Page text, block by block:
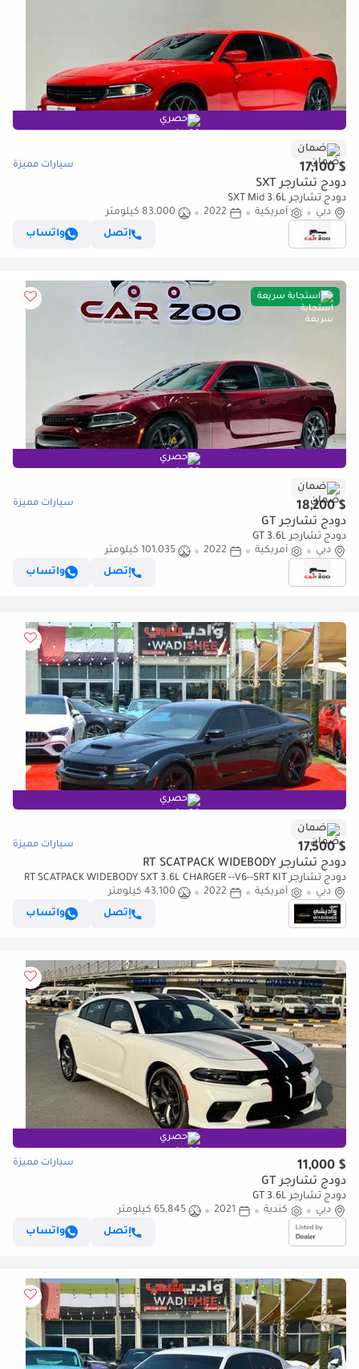
حصري
ضمان
$ 17,100 سيارات مميزة
دودج تشارجر SXT
دودج تشارجر SXT Mid 3.6L
دبي
أمريكية 2022
83,000 كيلومتر
إتصل
واتساب
استجابة سريعة
حصري
ضمان
$ 18,200 سيارات مميزة
دودج تشارجر GT
دودج تشارجر GT 3.6L
دبي
أمريكية 2022
101,035 كيلومتر
إتصل
واتساب
حصري
ضمان
$ 17,500 سيارات مميزة
دودج تشارجر RT SCATPACK WIDEBODY
دودج تشارجر RT SCATPACK WIDEBODY SXT 3.6L CHARGER --V6--SRT KIT
WITH WIDE BODY IN THE BEST PRICE
دبي أمريكية 2022
43,100 كيلومتر
إتصل
واتساب
حصري
$ 11,000 سيارات مميزة
دودج تشارجر GT
دودج تشارجر GT 3.6L
دبي
كندية 2021
65,845 كيلومتر
إتصل
واتساب